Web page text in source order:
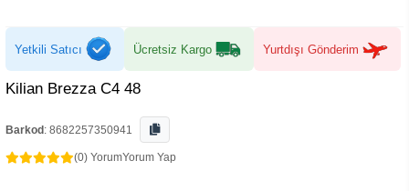
Yetkili Satıcı Ücretsiz Kargo Yurtdışı Gönderim
Kilian Brezza C4 48
Barkod : 8682257350941
(0) YorumYorum Yap